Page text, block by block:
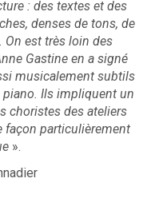
: des textes et des
denses de tons, de
On est très loin des
Gastine en a signé
musicalement subtils
Ils impliquent un
choristes des ateliers
façon particulièrement
».